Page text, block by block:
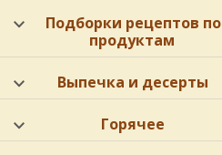
Подборки рецептов по
продуктам
Выпечка и десерты
Горячее